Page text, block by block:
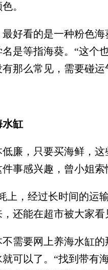
。
看的是一种粉色海
是等指海葵。“这个
那么常见，需要碰运
水缸
，只要买海鲜，这
事感兴趣，曾小姐索
，经过长时间的运
还能在超市被大家
要网上养海水缸的
可以了。“找到带有